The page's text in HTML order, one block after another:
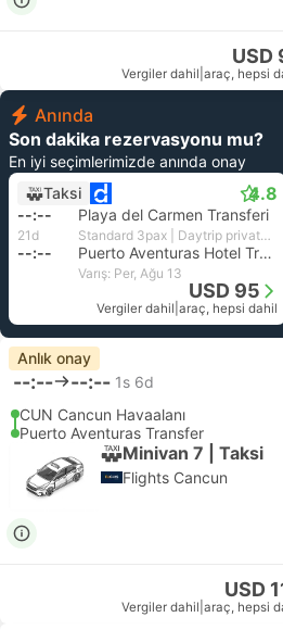
USD
Vergiler dahil araç, hepsi
Anında
Son dakika rezervasyonu mu?
En iyi seçimlerimizde anında onay
Taksi
4.8
--:-- Playa del Carmen Transferi
21d Standard 3pax | Daytrip private transfer with English speaking driver
--:-- Puerto Aventuras Hotel Transfer
Varış: Per, Ağu 13
USD 95
Vergiler dahil araç, hepsi dahil
Anlık onay
--:-- --:-- 1s 6d
CUN Cancun Havaalanı
Puerto Aventuras Transfer
Minivan 7 | Taksi
Flights Cancun
USD
Vergiler dahil araç, hepsi